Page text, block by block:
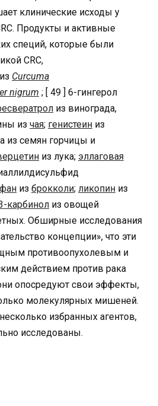
клинические исходы у
Продукты и активные
специй, которые были
CRC,
из Curcuma
nigrum ; [ 49 ] 6-гингерол
из винограда,
из чая; генистеин из
из семян горчицы и
из лука; эллаговая
из брокколи; ликопин из
карбинол из овощей
Обширные исследования
концепции», что эти
противоопухолевым и
действием против рака
опосредуют свои эффекты,
молекулярных мишеней.
избранных агентов,
исследованы.